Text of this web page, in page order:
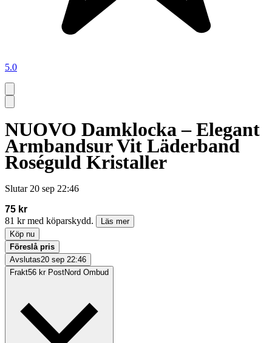
5.0
NUOVO Damklocka – Elegant
Armbandsur Vit Läderband
Roséguld Kristaller
Slutar 20 sep 22:46
75 kr
81 kr med köparskydd.
Läs mer
Köp nu
Föreslå pris
Avslutas20 sep 22:46
Frakt56 kr PostNord Ombud